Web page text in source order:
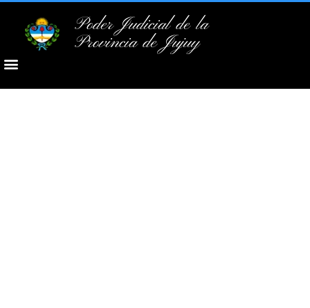
Poder Judicial de la
Provincia de Jujuy